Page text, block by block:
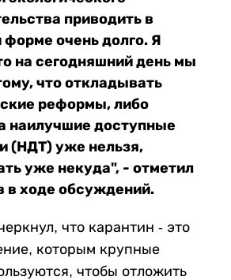
приводить в
форме очень долго. Я
на сегодняшний день мы
что откладывать
реформы, либо
наилучшие доступные
(НДТ) уже нельзя,
уже некуда", - отметил
в ходе обсуждений.
что карантин - это
которым крупные
чтобы отложить